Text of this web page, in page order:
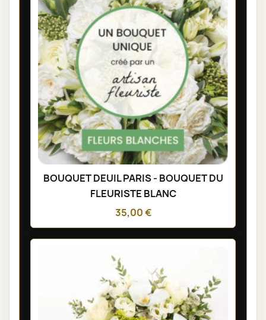
BOUQUET DEUIL PARIS - BOUQUET DU
FLEURISTE BLANC
35,00 €